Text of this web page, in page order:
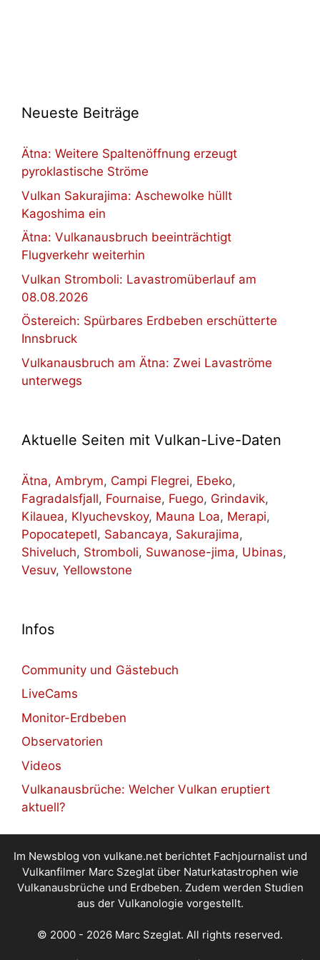
Neueste Beiträge
Ätna: Weitere Spaltenöffnung erzeugt
pyroklastische Ströme
Vulkan Sakurajima: Aschewolke hüllt
Kagoshima ein
Ätna: Vulkanausbruch beeinträchtigt
Flugverkehr weiterhin
Vulkan Stromboli: Lavastromüberlauf am
08.08.2026
Östereich: Spürbares Erdbeben erschütterte
Innsbruck
Vulkanausbruch am Ätna: Zwei Lavaströme
unterwegs
Aktuelle Seiten mit Vulkan-Live-Daten
Ätna, Ambrym, Campi Flegrei, Ebeko,
Fagradalsfjall, Fournaise, Fuego, Grindavik,
Kilauea, Klyuchevskoy, Mauna Loa, Merapi,
Popocatepetl, Sabancaya, Sakurajima,
Shiveluch, Stromboli, Suwanose-jima, Ubinas,
Vesuv, Yellowstone
Infos
Community und Gästebuch
LiveCams
Monitor-Erdbeben
Observatorien
Videos
Vulkanausbrüche: Welcher Vulkan eruptiert
aktuell?
Im Newsblog von vulkane.net berichtet Fachjournalist und
Vulkanfilmer Marc Szeglat über Naturkatastrophen wie
Vulkanausbrüche und Erdbeben. Zudem werden Studien
aus der Vulkanologie vorgestellt.
© 2000 - 2026 Marc Szeglat. All rights reserved.